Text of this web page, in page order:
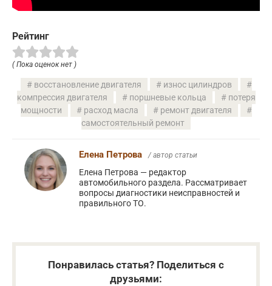
Рейтинг
( Пока оценок нет )
восстановление двигателя
износ цилиндров
компрессия двигателя
поршневые кольца
потеря
мощности
расход масла
ремонт двигателя
самостоятельный ремонт
Елена Петрова / автор статьи
Елена Петрова — редактор
автомобильного раздела. Рассматривает
вопросы диагностики неисправностей и
правильного ТО.
Понравилась статья? Поделиться с
друзьями: